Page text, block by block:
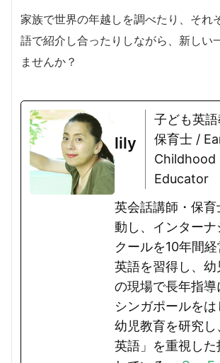
家族で世界の年越しを調べたり、それ
語で紹介し合ったりしながら、新しい
ませんか？
lily
子ども英語
保育士 /
Childhood
Educator
英会話講師・保
動し、インターナ
クールを10年間
英語を習得し、
の現場で長年指導
シンガポールを
幼児教育を研究し
英語」を重視した